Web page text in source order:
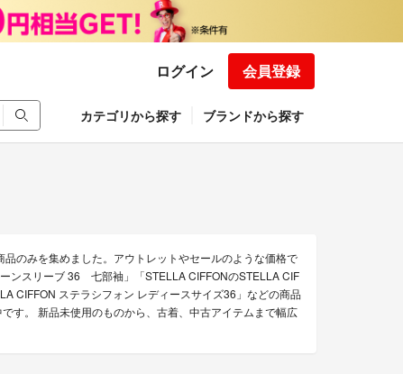
ログイン 会員登録
カテゴリから探す ブランドから探す
のみを集めました。アウトレットやセールのような価格で
スリーブ 36 七部袖」「STELLA CIFFONのSTELLA CIF
CIFFON ステラシフォン レディースサイズ36」などの商品
す。 新品未使用のものから、古着、中古アイテムまで幅広